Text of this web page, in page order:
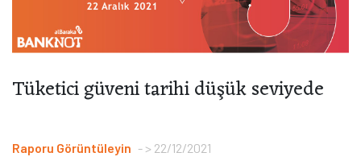
Tüketici güveni tarihi düşük seviyede
Raporu Görüntüleyin > 22/12/2021